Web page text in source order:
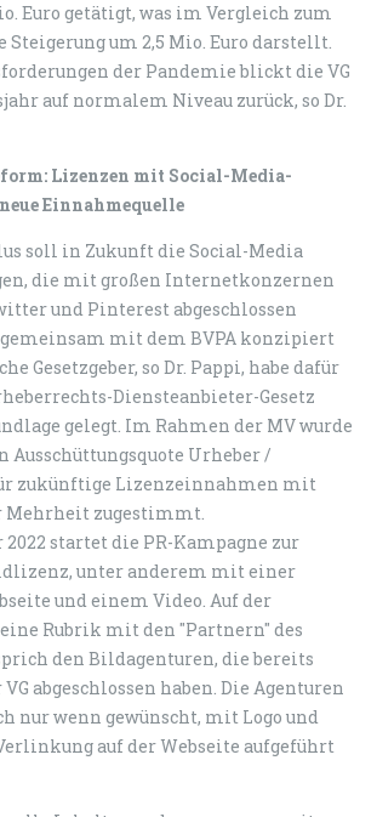
Euro getätigt, was im Vergleich zum
Steigerung um 2,5 Mio. Euro darstellt.
der Pandemie blickt die VG
auf normalem Niveau zurück, so Dr.
Lizenzen mit Social-Media-
Einnahmequelle
soll in Zukunft die Social-Media
die mit großen Internetkonzernen
und Pinterest abgeschlossen
mit dem BVPA konzipiert
Gesetzgeber, so Dr. Pappi, habe dafür
Diensteanbieter-Gesetz
gelegt. Im Rahmen der MV wurde
Ausschüttungsquote Urheber /
zukünftige Lizenzeinnahmen mit
Mehrheit zugestimmt.
2022 startet die PR-Kampagne zur
unter anderem mit einer
und einem Video. Auf der
Rubrik mit den "Partnern" des
den Bildagenturen, die bereits
abgeschlossen haben. Die Agenturen
nur wenn gewünscht, mit Logo und
auf der Webseite aufgeführt